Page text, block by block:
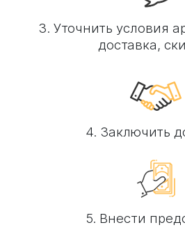
3. Уточнить условия
доставка,
4. Заключить
5. Внести